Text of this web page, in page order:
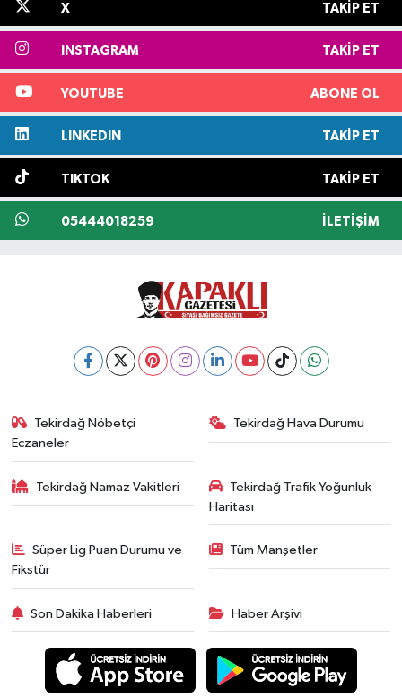
X TAKIP ET
INSTAGRAM TAKIP ET
YOUTUBE ABONE OL
LINKEDIN TAKIP ET
TIKTOK TAKIP ET
05444018259 İLETIŞIM
Tekirdağ Nöbetçi
Eczaneler
Tekirdağ Hava Durumu
Tekirdağ Namaz Vakitleri
Tekirdağ Trafik Yoğunluk
Haritası
Süper Lig Puan Durumu ve
Fikstür
Tüm Manşetler
Son Dakika Haberleri Haber Arşivi